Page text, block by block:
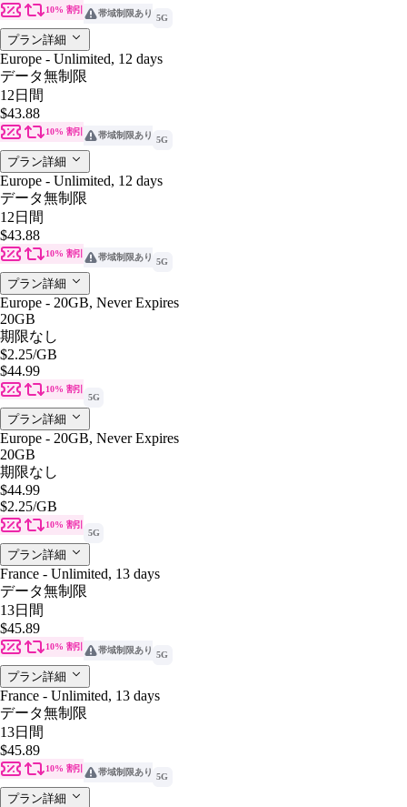
10% 割引 帯域制限あり 5G
プラン詳細
Europe - Unlimited, 12 days
データ無制限
12日間
$43.88
10% 割引 帯域制限あり 5G
プラン詳細
Europe - Unlimited, 12 days
データ無制限
12日間
$43.88
10% 割引 帯域制限あり 5G
プラン詳細
Europe - 20GB, Never Expires
20GB
期限なし
$2.25/GB
$44.99
10% 割引
5G
プラン詳細
Europe - 20GB, Never Expires
20GB
期限なし
$44.99
$2.25/GB
10% 割引
5G
プラン詳細
France - Unlimited, 13 days
データ無制限
13日間
$45.89
10% 割引 帯域制限あり 5G
プラン詳細
France - Unlimited, 13 days
データ無制限
13日間
$45.89
10% 割引 帯域制限あり 5G
プラン詳細